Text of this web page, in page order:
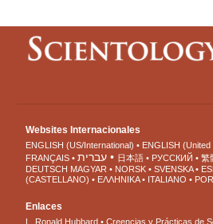
Websites Internacionales
ENGLISH (US/International) ENGLISH (United
FRANÇAIS
עברית 日本語 РУССКИЙ 繁
DEUTSCH MAGYAR NORSK SVENSKA
(CASTELLANO)
ΕΛΛΗΝΙΚA ITALIANO
Enlaces
L. Ronald Hubbard Creencias y Prácticas de